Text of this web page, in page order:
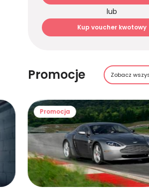
lub
Kup voucher kwotowy
Promocje Zobacz
Promocja